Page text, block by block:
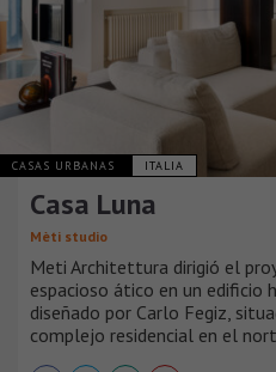
CASAS URBANAS ITALIA
Casa Luna
Mèti studio
Meti Architettura dirigió el
espacioso ático en un edificio
diseñado por Carlo Fegiz,
complejo residencial en el